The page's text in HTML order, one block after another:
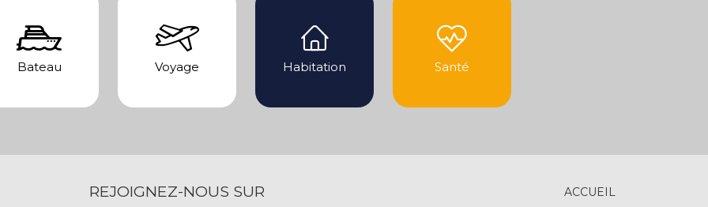
Bateau Voyage Habitation Santé
REJOIGNEZ-NOUS SUR
ACCUEIL